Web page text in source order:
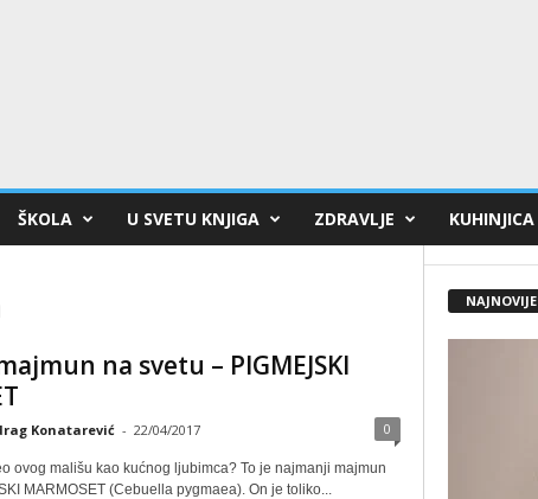
ŠKOLA U SVETU KNJIGA ZDRAVLJE KUHINJICA
na svetu – PIGMEJSKI
Konatarević - 22/04/2017 0
ovog mališu kao kućnog lјubimca? To je najmanji majmun
MARMOSET (Cebuella pygmaea). On je toliko...
NAJNOVIJE